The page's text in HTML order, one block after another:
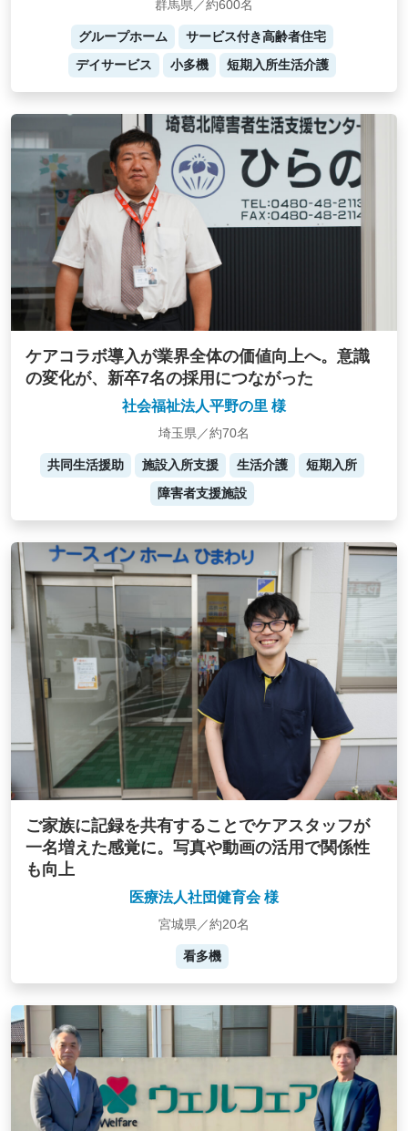
群馬県／約600名
グループホーム
サービス付き高齢者住宅
デイサービス
小多機 短期入所生活介護
ケアコラボ導入が業界全体の価値向上へ。意識
の変化が、新卒7名の採用につながった
社会福祉法人平野の里 様
埼玉県／約70名
共同生活援助 施設入所支援 生活介護
短期入所
障害者支援施設
ご家族に記録を共有することでケアスタッフが
一名増えた感覚に。写真や動画の活用で関係性
も向上
医療法人社団健育会 様
宮城県／約20名
看多機